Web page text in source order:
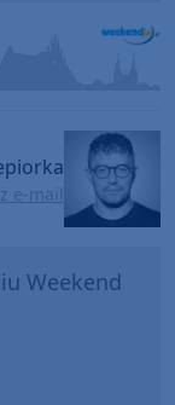
e-mail
Weekend